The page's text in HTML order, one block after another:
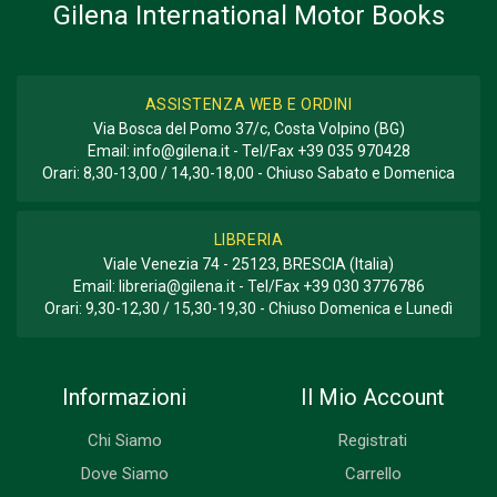
Gilena International Motor Books
ASSISTENZA WEB E ORDINI
Via Bosca del Pomo 37/c, Costa Volpino (BG)
Email: info@gilena.it- Tel/Fax +39 035 970428
Orari: 8,30-13,00 / 14,30-18,00 - Chiuso Sabato e Domenica
LIBRERIA
Viale Venezia 74 - 25123, BRESCIA (Italia)
Email: libreria@gilena.it- Tel/Fax +39 030 3776786
Orari: 9,30-12,30 / 15,30-19,30 - Chiuso Domenica e Lunedì
Informazioni
Chi Siamo
Dove Siamo
Il Mio Account
Registrati
Carrello